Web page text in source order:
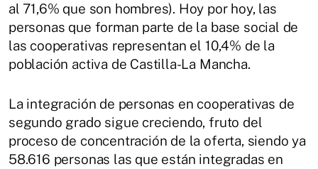
al 71,6% que son hombres). Hoy por hoy, las
personas que forman parte de la base social de
las cooperativas representan el 10,4% de la
población activa de Castilla-La Mancha.
La integración de personas en cooperativas de
segundo grado sigue creciendo, fruto del
proceso de concentración de la oferta, siendo ya
58.616 personas las que están integradas en